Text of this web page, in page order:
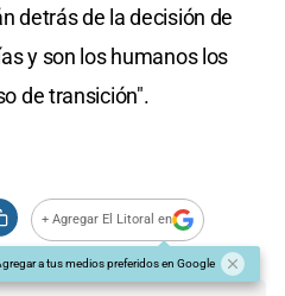
detrás de la decisión de
y son los humanos los
de transición".
+ Agregar El Litoral en
a tus medios preferidos en Google